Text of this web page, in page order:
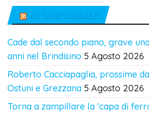
IN TEMPO REALE
Cade dal secondo piano, grave
anni nel Brindisino 5 Agosto 2026
Roberto Cacciapaglia, prossime
Ostuni e Grezzana 5 Agosto 2026
Torna a zampillare la 'capa di